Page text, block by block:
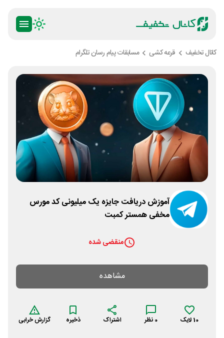
کانال تخفیف قرعه کشی مسابقات پیام رسان تلگرام
آموزش دریافت جایزه یک میلیونی کد مورس
مخفی همستر کمبت
منقضی شده
مشاهده
10لایک 0 نظر اشتراک ذخیره گزارش خرابی